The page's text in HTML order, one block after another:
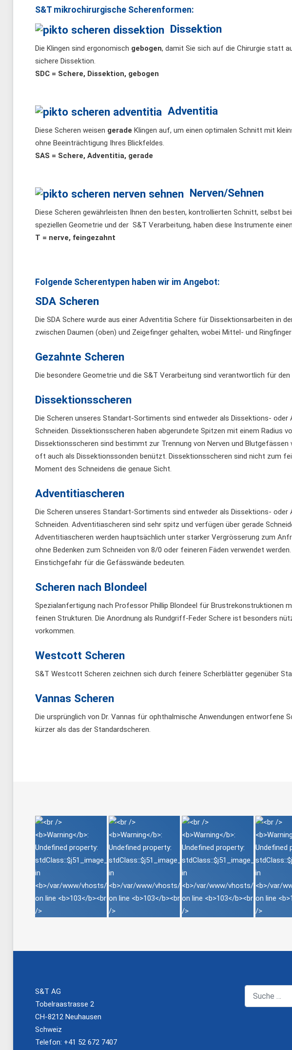
S&T mikrochirurgische Scherenformen:
Dissektion
Die Klingen sind ergonomisch gebogen, damit Sie sich auf die Chirurgie statt
sichere Dissektion.
SDC = Schere, Dissektion, gebogen
Adventitia
Diese Scheren weisen gerade Klingen auf, um einen optimalen Schnitt mit
ohne Beeinträchtigung Ihres Blickfeldes.
SAS = Schere, Adventitia, gerade
Nerven/Sehnen
Diese Scheren gewährleisten Ihnen den besten, kontrollierten Schnitt, selbst
speziellen Geometrie und der S&T Verarbeitung, haben diese Instrumente
T = nerve, feingezahnt
Folgende Scherentypen haben wir im Angebot:
SDA Scheren
Die SDA Schere wurde aus einer Adventitia Schere für Dissektionsarbeiten in
zwischen Daumen (oben) und Zeigefinger gehalten, wobei Mittel- und
Gezahnte Scheren
Die besondere Geometrie und die S&T Verarbeitung sind verantwortlich für
Dissektionsscheren
Die Scheren unseres Standart-Sortiments sind entweder als Dissektions-
Schneiden. Dissektionsscheren haben abgerundete Spitzen mit einem Radius
Dissektionsscheren sind bestimmt zur Trennung von Nerven und
oft auch als Dissektionssonden benützt. Dissektionsscheren sind nicht zum
Moment des Schneidens die genaue Sicht.
Adventitiascheren
Die Scheren unseres Standart-Sortiments sind entweder als Dissektions-
Schneiden. Adventitiascheren sind sehr spitz und verfügen über gerade
Adventitiascheren werden hauptsächlich unter starker Vergrösserung zum
ohne Bedenken zum Schneiden von 8/0 oder feineren Fäden verwendet
Einstichgefahr für die Gefässwände bedeuten.
Scheren nach Blondeel
Spezialanfertigung nach Professor Phillip Blondeel für Brustrekonstruktionen
feinen Strukturen. Die Anordnung als Rundgriff-Feder Schere ist besonders
vorkommen.
Westcott Scheren
S&T Westcott Scheren zeichnen sich durch feinere Scherblätter gegenüber
Vannas Scheren
Die ursprünglich von Dr. Vannas für ophthalmische Anwendungen entworfene
kürzer als das der Standardscheren.
S&T AG
Tobelraastrasse 2
CH-8212 Neuhausen
Schweiz
Telefon: +41 52 672 7407
Suchen